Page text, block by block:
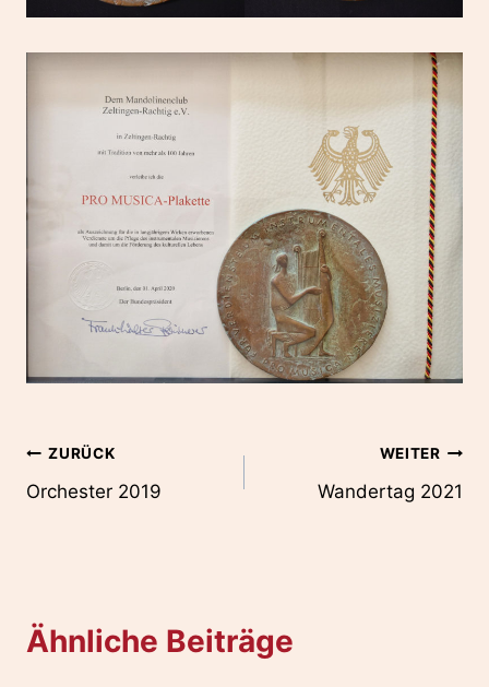
Beitragsnavigation
ZURÜCK
Orchester 2019
WEITER
Wandertag 2021
Ähnliche Beiträge